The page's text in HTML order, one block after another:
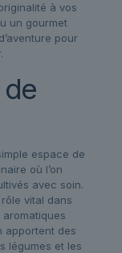
à vos
un gourmet
pour
espace de
où l’on
avec soin.
vital dans
aromatiques
apportent des
légumes et les